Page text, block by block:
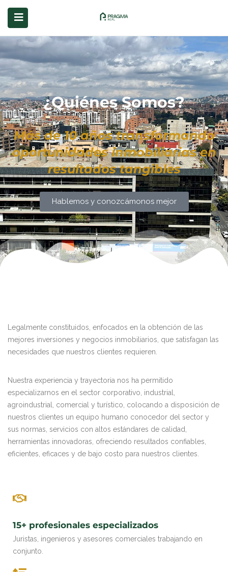
(Servicios)
¿Quiénes Somos?
Más de 10 años transformando
oportunidades inmobiliarias en
resultados tangibles
Hablemos y conozcámonos mejor
Legalmente constituidos, enfocados en la obtención de las
mejores inversiones y negocios inmobiliarios, que satisfagan las
necesidades que nuestros clientes requieren.
Nuestra experiencia y trayectoria nos ha permitido
especializarnos en el sector corporativo, industrial,
agroindustrial, comercial y turístico, colocando a disposición de
nuestros clientes un equipo humano conocedor del sector y
sus normas, servicios con altos estándares de calidad,
herramientas innovadoras, ofreciendo resultados confiables,
eficientes, eficaces y de bajo costo para nuestros clientes.
15+ profesionales especializados
Juristas, ingenieros y asesores comerciales trabajando en
conjunto.